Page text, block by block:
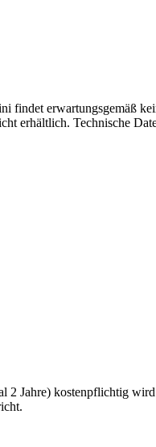
erwartungsgemäß
erhältlich. Technische
2 Jahre) kostenpflichtig